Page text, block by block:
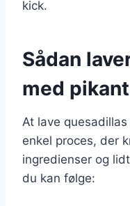
kick.
Sådan
med
At lave
enkel proces, der
ingredienser og
du kan følge: